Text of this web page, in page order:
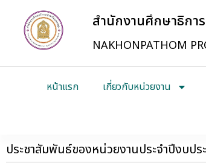
สำนักงานศึกษาธิกา
NAKHONPATHOM
หน้าแรก เกี่ยวกับหน่วยงาน
ประชาสัมพันธ์ของหน่วยงานประจำปีงบป